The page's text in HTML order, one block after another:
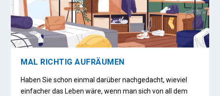
MAL RICHTIG AUFRÄUMEN
Haben Sie schon einmal darüber nachgedacht, wieviel
einfacher das Leben wäre, wenn man sich von all dem